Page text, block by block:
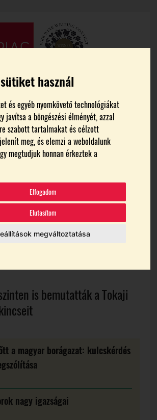
használ
és egyéb nyomkövető technológiákat
javítsa a böngészési élményét, azzal
szabott tartalmakat és célzott
meg, és elemzi a weboldalunk
megtudjuk honnan érkeztek a
Elfogadom
Elutasítom
megváltoztatása
ISA BAL
is bemutatták a Tokaji
a magyar borágazat: kulcskérdés
nagy igazságai